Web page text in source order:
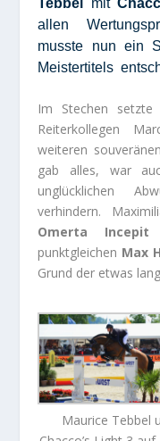
Tebbel
mit
allen
musste nun ein
Meistertitels
Im Stechen
Reiterkollegen
weiteren
gab alles, war
unglücklichen
verhindern.
Omerta Incepit
punktgleichen Max
Grund der etwas
Maurice Tebbel